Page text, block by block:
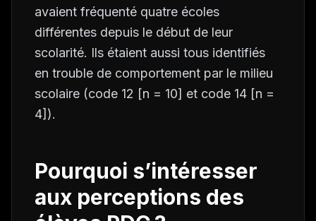
avaient fréquenté quatre écoles
différentes depuis le début de leur
scolarité. Ils étaient aussi tous identifiés
en trouble de comportement par le milieu
scolaire (code 12 [n = 10] et code 14 [n =
4]).
Pourquoi s’intéresser
aux perceptions des